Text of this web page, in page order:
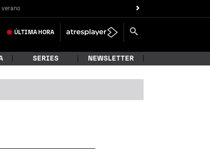
verano
ÚLTIMA HORA
SERIES NEWSLETTER